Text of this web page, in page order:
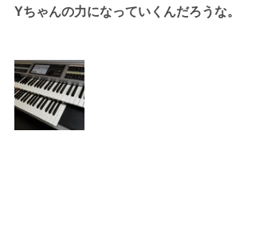
Yちゃんの力になっていくんだろうな。